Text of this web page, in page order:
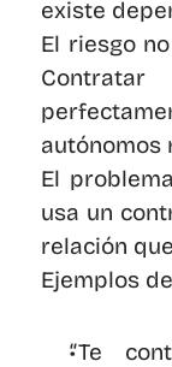
existe
El riesgo
autónomos
El
usa un
relación
Ejemplos
“Te